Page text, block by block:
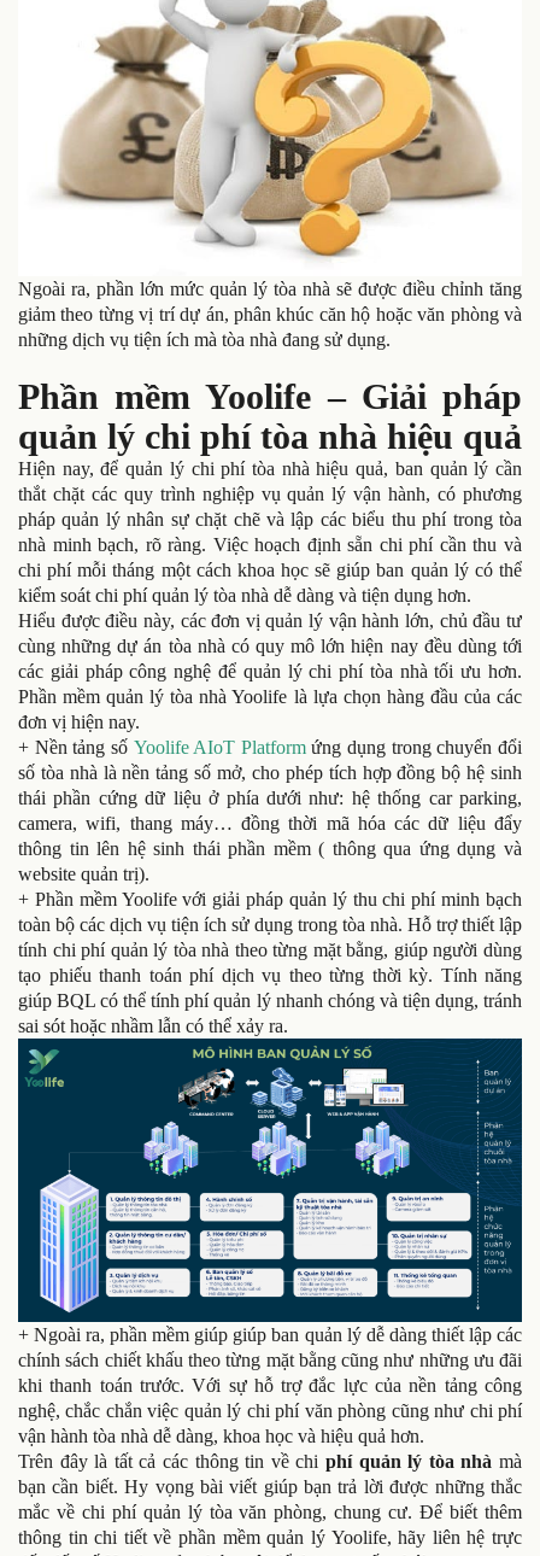
Ngoài ra, phần lớn mức quản lý tòa nhà sẽ được điều chỉnh tăng
giảm theo từng vị trí dự án, phân khúc căn hộ hoặc văn phòng và
những dịch vụ tiện ích mà tòa nhà đang sử dụng.
Phần mềm Yoolife – Giải pháp
quản lý chi phí tòa nhà hiệu quả
Hiện nay, để quản lý chi phí tòa nhà hiệu quả, ban quản lý cần
thắt chặt các quy trình nghiệp vụ quản lý vận hành, có phương
pháp quản lý nhân sự chặt chẽ và lập các biểu thu phí trong tòa
nhà minh bạch, rõ ràng. Việc hoạch định sẵn chi phí cần thu và
chi phí mỗi tháng một cách khoa học sẽ giúp ban quản lý có thể
kiểm soát chi phí quản lý tòa nhà dễ dàng và tiện dụng hơn.
Hiểu được điều này, các đơn vị quản lý vận hành lớn, chủ đầu tư
cùng những dự án tòa nhà có quy mô lớn hiện nay đều dùng tới
các giải pháp công nghệ để quản lý chi phí tòa nhà tối ưu hơn.
Phần mềm quản lý tòa nhà Yoolife là lựa chọn hàng đầu của các
đơn vị hiện nay.
+ Nền tảng số Yoolife AIoT Platformứng dụng trong chuyển đổi
số tòa nhà là nền tảng số mở, cho phép tích hợp đồng bộ hệ sinh
thái phần cứng dữ liệu ở phía dưới như: hệ thống car parking,
camera, wifi, thang máy… đồng thời mã hóa các dữ liệu đẩy
thông tin lên hệ sinh thái phần mềm ( thông qua ứng dụng và
website quản trị).
+ Phần mềm Yoolife với giải pháp quản lý thu chi phí minh bạch
toàn bộ các dịch vụ tiện ích sử dụng trong tòa nhà. Hỗ trợ thiết lập
tính chi phí quản lý tòa nhà theo từng mặt bằng, giúp người dùng
tạo phiếu thanh toán phí dịch vụ theo từng thời kỳ. Tính năng
giúp BQL có thể tính phí quản lý nhanh chóng và tiện dụng, tránh
sai sót hoặc nhầm lẫn có thể xảy ra.
+ Ngoài ra, phần mềm giúp giúp ban quản lý dễ dàng thiết lập các
chính sách chiết khấu theo từng mặt bằng cũng như những ưu đãi
khi thanh toán trước. Với sự hỗ trợ đắc lực của nền tảng công
nghệ, chắc chắn việc quản lý chi phí văn phòng cũng như chi phí
vận hành tòa nhà dễ dàng, khoa học và hiệu quả hơn.
Trên đây là tất cả các thông tin về chi phí quản lý tòa nhà mà
bạn cần biết. Hy vọng bài viết giúp bạn trả lời được những thắc
mắc về chi phí quản lý tòa văn phòng, chung cư. Để biết thêm
thông tin chi tiết về phần mềm quản lý Yoolife, hãy liên hệ trực